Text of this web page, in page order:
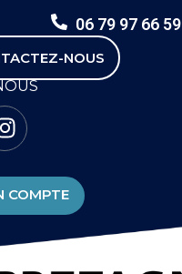
06 79 97 66 59
NOUS
COMPTE